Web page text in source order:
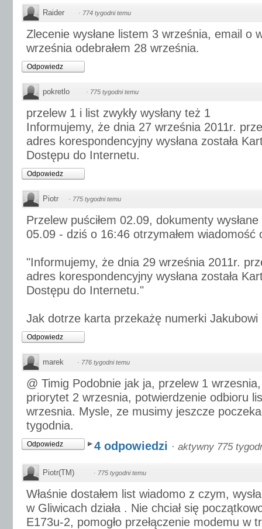
Raider · 774 tygodni temu
Zlecenie wysłane listem 3 września, email o
września odebrałem 28 września.
Odpowiedz
pokretlo · 775 tygodni temu
przelew 1 i list zwykły wysłany też 1
Informujemy, że dnia 27 września 2011r.
adres korespondencyjny wysłana została
Dostępu do Internetu.
Odpowiedz
Piotr · 775 tygodni temu
Przelew puściłem 02.09, dokumenty
05.09 - dziś o 16:46 otrzymałem wiadomość
"Informujemy, że dnia 29 września 2011r.
adres korespondencyjny wysłana została
Dostępu do Internetu."
Jak dotrze karta przekażę numerki Jakubowi
Odpowiedz
marek · 776 tygodni temu
@ Timig Podobnie jak ja, przelew 1
priorytet 2 wrzesnia, potwierdzenie odbioru
wrzesnia. Mysle, ze musimy jeszcze
tygodnia.
Odpowiedz 4 odpowiedzi · aktywny 775
Piotr(TM) · 775 tygodni temu
Właśnie dostałem list wiadomo z czym,
w Gliwicach działa . Nie chciał się
E173u-2, pomogło przełączenie modemu w